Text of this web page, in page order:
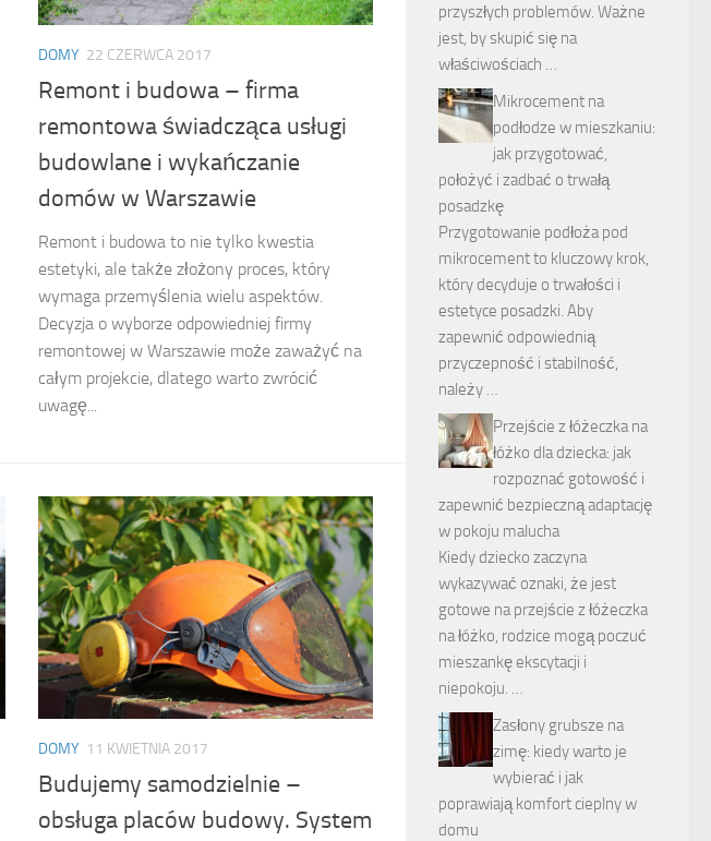
DOMY 22 CZERWCA 2017
Remont i budowa – firma
remontowa świadcząca usługi
budowlane i wykańczanie
domów w Warszawie
Remont i budowa to nie tylko kwestia
estetyki, ale także złożony proces, który
wymaga przemyślenia wielu aspektów.
Decyzja o wyborze odpowiedniej firmy
remontowej w Warszawie może zaważyć na
całym projekcie, dlatego warto zwrócić
uwagę...
DOMY 11 KWIETNIA 2017
Budujemy samodzielnie –
obsługa placów budowy. System
przyszłych problemów. Ważne
jest, by skupić się na
właściwościach …
Mikrocement na
podłodze w mieszkaniu:
jak przygotować,
położyć i zadbać o trwałą
posadzkę
Przygotowanie podłoża pod
mikrocement to kluczowy krok,
który decyduje o trwałości i
estetyce posadzki. Aby
zapewnić odpowiednią
przyczepność i stabilność,
należy …
Przejście z łóżeczka na
łóżko dla dziecka: jak
rozpoznać gotowość i
zapewnić bezpieczną adaptację
w pokoju malucha
Kiedy dziecko zaczyna
wykazywać oznaki, że jest
gotowe na przejście z łóżeczka
na łóżko, rodzice mogą poczuć
mieszankę ekscytacji i
niepokoju. …
Zasłony grubsze na
zimę: kiedy warto je
wybierać i jak
poprawiają komfort cieplny w
domu